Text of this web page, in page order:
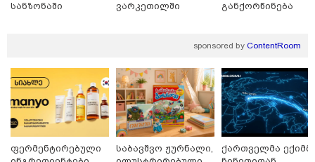
სანზონაში
ვარკეთილში
განქორწინება
ჩამოსვლის
sponsored by ContentRoom
ფერმენტირებული
საბავშვო ჟურნალი,
ქართველმა